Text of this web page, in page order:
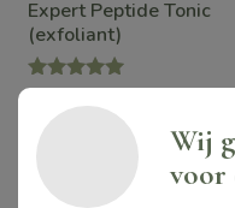
Expert Peptide Tonic
(exfoliant)
Waardering
5.00
uit 5
32,95
Toevoegen
kan
gekozen
worden
op
de
Wij
voor